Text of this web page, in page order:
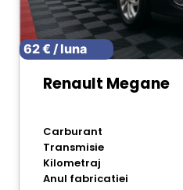
62 € / luna
Renault Megane
Carburant
Transmisie
Kilometraj
Anul fabricatiei